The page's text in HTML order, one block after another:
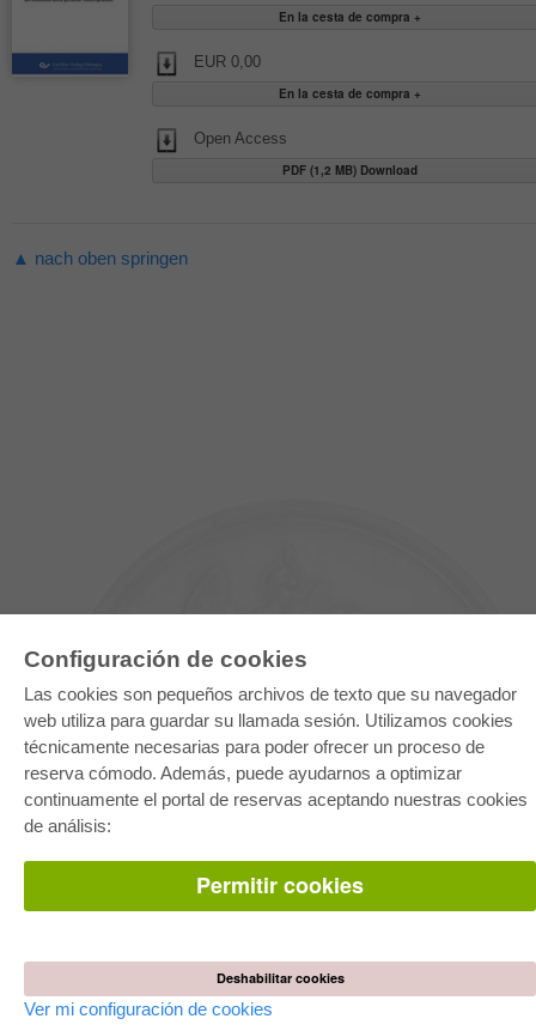
Configuración de cookies
Las cookies son pequeños archivos de texto que su navegador
web utiliza para guardar su llamada sesión. Utilizamos cookies
técnicamente necesarias para poder ofrecer un proceso de
reserva cómodo. Además, puede ayudarnos a optimizar
continuamente el portal de reservas aceptando nuestras cookies
de análisis:
Permitir cookies
Deshabilitar cookies
Ver mi configuración de cookies
EUR 0,00
Open Access
PDF (1,2 MB) Download
▲ nach oben springen
E-COLLECTION
Paquete entero
Paquete de especialidades
Facilitación de E-Books
Preguntas mas frequentes(FAQ)
Condiciones